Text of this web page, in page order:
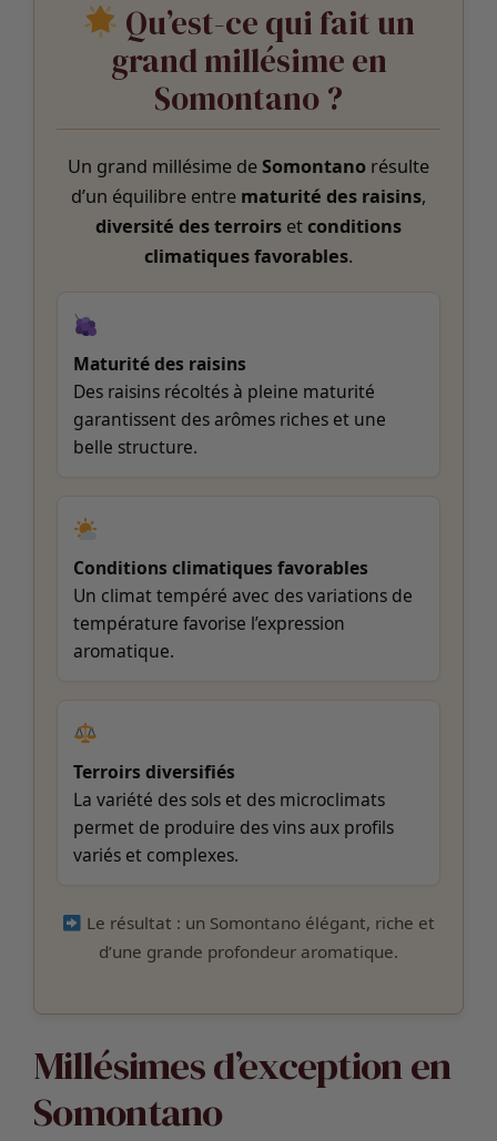
Qu’est-ce qui fait un
grand millésime en
Somontano ?
Un grand millésime deSomontano résulte
d’un équilibre entre maturité des raisins,
diversité des terroirs etconditions
climatiques favorables.
Maturité des raisins
Des raisins récoltés à pleine maturité
garantissent des arômes riches et une
belle structure.
Conditions climatiques favorables
Un climat tempéré avec des variations de
température favorise l’expression
aromatique.
Terroirs diversifiés
La variété des sols et des microclimats
permet de produire des vins aux profils
variés et complexes.
Le résultat : un Somontano élégant, riche et
d’une grande profondeur aromatique.
Millésimes d’exception en
Somontano